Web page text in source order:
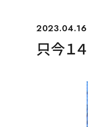
2023.04.16
只今１